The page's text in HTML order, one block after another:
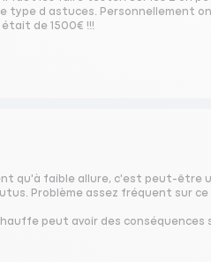
type d astuces. Personnellement
était de 1500€ !!!
qu'à faible allure, c'est peut-être
Problème assez fréquent sur ce
peut avoir des conséquences